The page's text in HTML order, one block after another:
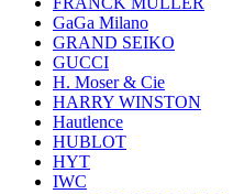
GaGa Milano
GRAND SEIKO
GUCCI
H. Moser & Cie
HARRY WINSTON
Hautlence
HUBLOT
HYT
IWC